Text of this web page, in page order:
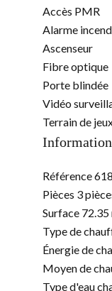
Accès PMR
Alarme
Ascenseur
Fibre optique
Porte blindée
Vidéo
Terrain de
Référence
Pièces 3
Surface 72.35
Type de
Énergie de
Moyen de
Type d'eau